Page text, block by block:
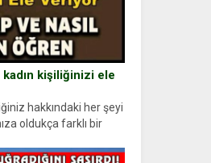
kişiliğinizi ele
hakkındaki her şeyi
oldukça farklı bir
en...